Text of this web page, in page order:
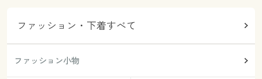
ファッション・下着すべて
ファッション小物